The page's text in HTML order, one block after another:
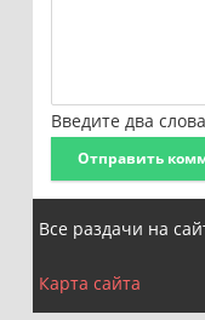
Введите два
Отправить
Все раздачи на
Карта сайта